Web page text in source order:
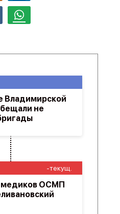
-текущ.
ОСМП
Владимирской
не